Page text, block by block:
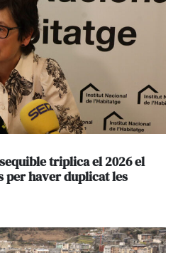
triplica el 2026 el
per haver duplicat les